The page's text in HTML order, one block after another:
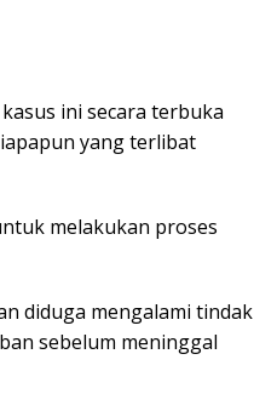
ini secara terbuka
yang terlibat
melakukan proses
diduga mengalami tindak
sebelum meninggal